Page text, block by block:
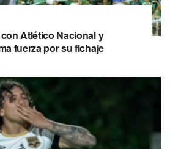
Atlético Nacional y
fuerza por su fichaje